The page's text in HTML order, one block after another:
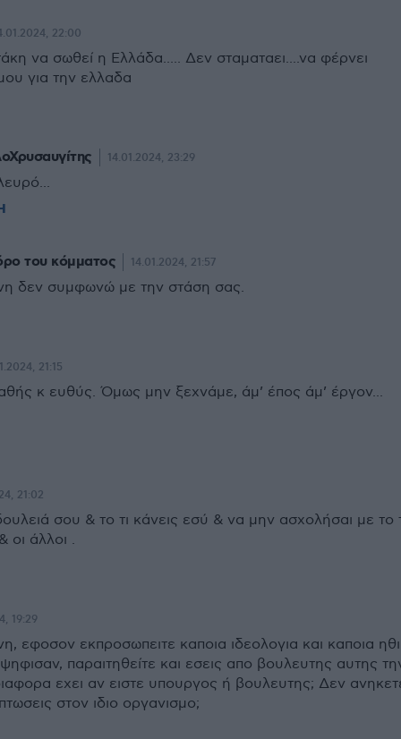
22:00
να σωθεί η Ελλάδα..... Δεν σταματαει....να φέρνει
για την ελλαδα
14.01.2024, 23:29
του κόμματος 14.01.2024, 21:57
δεν συμφωνώ με την στάση σας.
21:15
κ ευθύς. Όμως μην ξεχνάμε, άμ’ έπος άμ’ έργον...
21:02
σου & το τι κάνεις εσύ & να μην ασχολήσαι με το
οι άλλοι .
19:29
εφοσον εκπροσωπειτε καποια ιδεολογια και καποια
παραιτηθείτε και εσεις απο βουλευτης αυτης
εχει αν ειστε υπουργος ή βουλευτης; Δεν
στον ιδιο οργανισμο;